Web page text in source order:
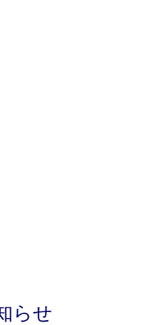
らせ